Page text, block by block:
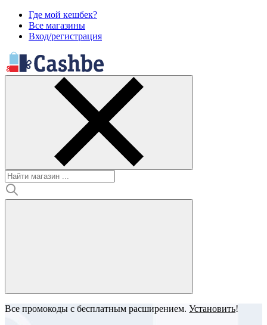
Где мой кешбек?
Все магазины
Вход/регистрация
Все промокоды с бесплатным расширением. Установить!